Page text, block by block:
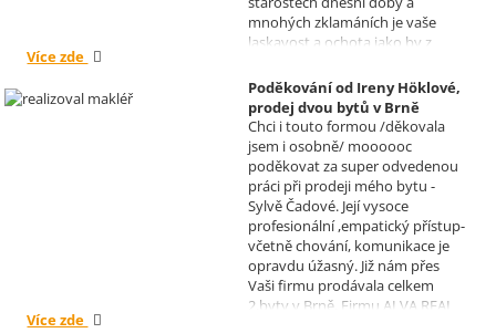
mnohých zklamáních je vaše
laskavost a ochota jako by z
informace a děkuji za vaše úsilí.
Zatím se mějte moc a moc hezky.
S pozdravem Pavel Míšek
Více zde
Poděkování od Ireny Höklové,
prodej dvou bytů v Brně
Realizoval makléř: Sylva
Čadová
Chci i touto formou /děkovala
jsem i osobně/ moooooc
poděkovat za super odvedenou
práci při prodeji mého bytu -
Sylvě Čadové. Její vysoce
profesionální ,empatický přístup-
včetně chování, komunikace je
opravdu úžasný. Již nám přes
Vaši firmu prodávala celkem
2.byty v Brně. Firmu ALVA REAL
Více zde